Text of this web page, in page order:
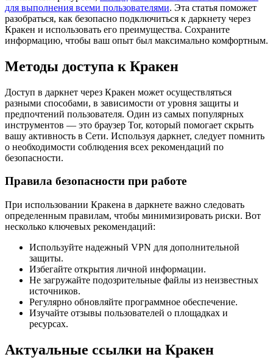
для выполнения всеми пользователями. Эта статья поможет
разобраться, как безопасно подключиться к даркнету через
Кракен и использовать его преимущества. Сохраните
информацию, чтобы ваш опыт был максимально комфортным.
Методы доступа к Кракен
Доступ в даркнет через Кракен может осуществляться
разными способами, в зависимости от уровня защиты и
предпочтений пользователя. Один из самых популярных
инструментов — это браузер Tor, который помогает скрыть
вашу активность в Сети. Используя даркнет, следует помнить
о необходимости соблюдения всех рекомендаций по
безопасности.
Правила безопасности при работе
При использовании Кракена в даркнете важно следовать
определенным правилам, чтобы минимизировать риски. Вот
несколько ключевых рекомендаций:
Используйте надежный VPN для дополнительной
защиты.
Избегайте открытия личной информации.
Не загружайте подозрительные файлы из неизвестных
источников.
Регулярно обновляйте программное обеспечение.
Изучайте отзывы пользователей о площадках и
ресурсах.
Актуальные ссылки на Кракен